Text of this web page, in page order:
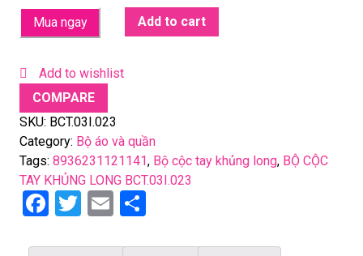
Mua ngay Add to cart
Add to wishlist
COMPARE
SKU: BCT.03I.023
Category: Bộ áo và quần
Tags: 8936231121141, Bộ cộc tay khủng long, BỘ CỘC
TAY KHỦNG LONG BCT.03I.023
F
T
E